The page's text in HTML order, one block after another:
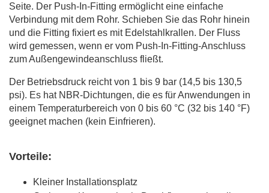
Seite. Der Push-In-Fitting ermöglicht eine einfache
Verbindung mit dem Rohr. Schieben Sie das Rohr hinein
und die Fitting fixiert es mit Edelstahlkrallen. Der Fluss
wird gemessen, wenn er vom Push-In-Fitting-Anschluss
zum Außengewindeanschluss fließt.
Der Betriebsdruck reicht von 1 bis 9 bar (14,5 bis 130,5
psi). Es hat NBR-Dichtungen, die es für Anwendungen in
einem Temperaturbereich von 0 bis 60 °C (32 bis 140 °F)
geeignet machen (kein Einfrieren).
Vorteile:
Kleiner Installationsplatz